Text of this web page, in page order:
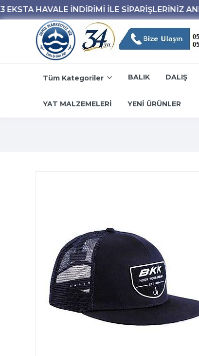
Tüm Kategoriler BALIK DALIŞ
YAT MALZEMELERİ YENİ ÜRÜNLER